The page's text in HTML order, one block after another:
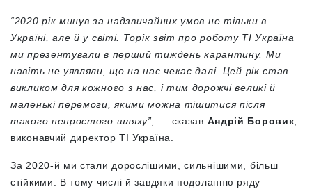
“2020 рік минув за надзвичайних умов не тільки в
Україні, але й у світі. Торік звіт про роботу ТІ Україна
ми презентували в перший тиждень карантину. Ми
навіть не уявляли, що на нас чекає далі. Цей рік став
викликом для кожного з нас, і тим дорожчі великі й
маленькі перемоги, якими можна тішитися після
такого непростого шляху”, — сказав Андрій Боровик,
виконавчий директор ТІ Україна.
За 2020-й ми стали дорослішими, сильнішими, більш
стійкими. В тому числі й завдяки подоланню ряду